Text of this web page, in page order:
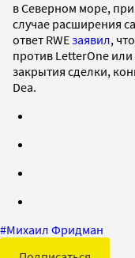
в Северном море,
случае расширения
ответ RWEзаявил,
против LetterOne
закрытия сделки,
Dea.
#Михаил Фридман